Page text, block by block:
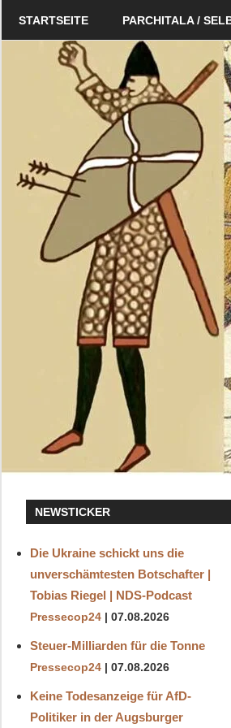
Schildverlag
STARTSEITE PARCHITALA /
NEWSTICKER
Die Ukraine schickt uns die
unverschämtesten Botschafter |
Tobias Riegel | NDS-Podcast
Pressecop24 07.08.2026
Steuer-Milliarden für die Tonne
Pressecop24 07.08.2026
Keine Todesanzeige für AfD-
Politiker in der Augsburger